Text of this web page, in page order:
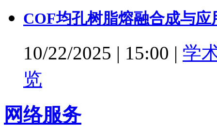
COF均孔树脂熔融合成与应
10/22/2025 | 15:00 | 学
览
网络服务